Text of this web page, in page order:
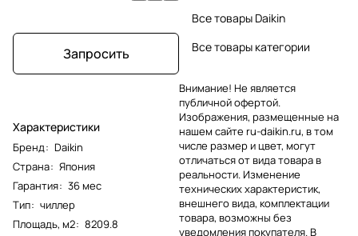
Запросить
Характеристики
Бренд: Daikin
Страна: Япония
Гарантия: 36 мес
Тип: чиллер
Площадь, м2: 8209.8
Все товары Daikin
Все товары категории
Внимание! Не является
публичной офертой.
Изображения, размещенные на
нашем сайте ru-daikin.ru, в том
числе размер и цвет, могут
отличаться от вида товара в
реальности. Изменение
технических характеристик,
внешнего вида, комплектации
товара, возможны без
уведомления покупателя. В